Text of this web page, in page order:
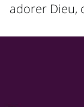
adorer Dieu,